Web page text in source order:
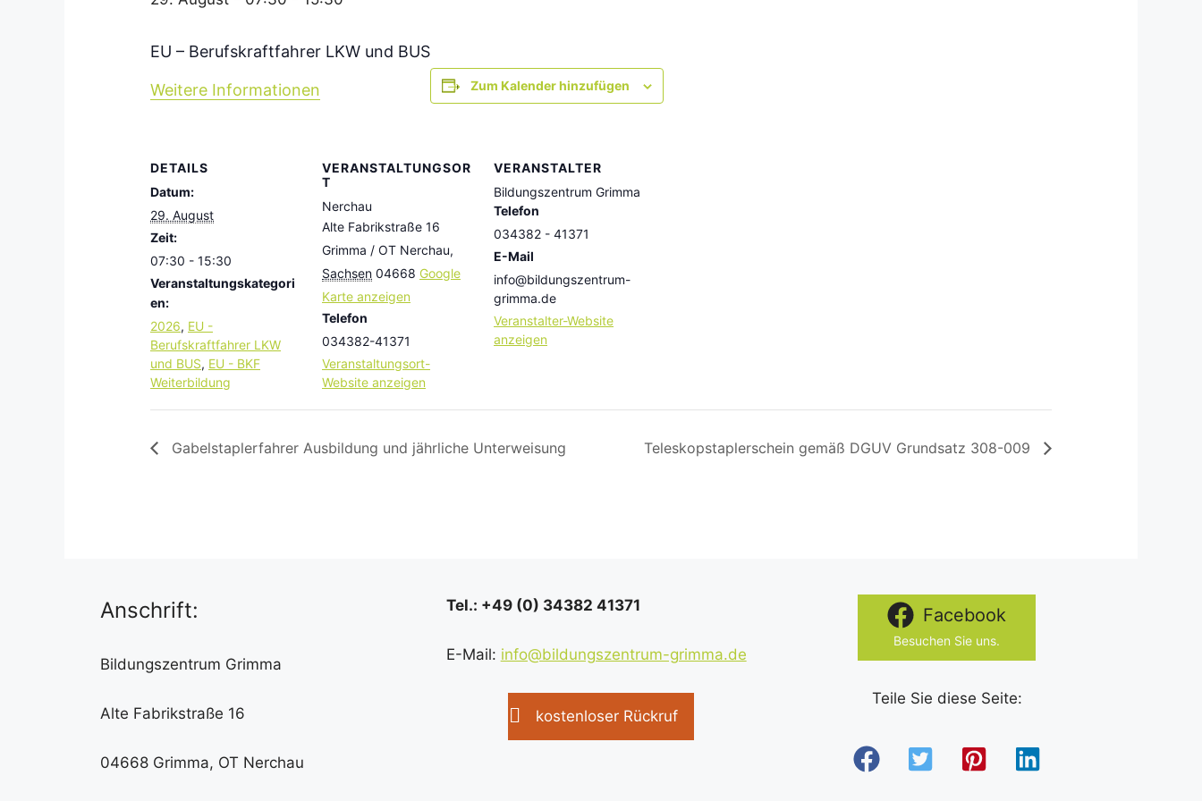
EU – Berufskraftfahrer LKW und BUS
Weitere Informationen Zum Kalender hinzufügen
DETAILS
Datum:
29. August
Zeit:
07:30 - 15:30
Veranstaltungskategori
en:
2026, EU -
Berufskraftfahrer LKW
und BUS, EU - BKF
Weiterbildung
VERANSTALTUNGSOR
T
Nerchau
Alte Fabrikstraße 16
Grimma / OT Nerchau,
Sachsen 04668 Google
Karte anzeigen
Telefon
034382-41371
Veranstaltungsort-
Website anzeigen
VERANSTALTER
Bildungszentrum Grimma
Telefon
034382 - 41371
E-Mail
info@bildungszentrum-
grimma.de
Veranstalter-Website
anzeigen
Gabelstaplerfahrer Ausbildung und jährliche Unterweisung Teleskopstaplerschein gemäß DGUV Grundsatz 308-009
Anschrift:
Bildungszentrum Grimma
Alte Fabrikstraße 16
04668 Grimma, OT Nerchau
Tel.: +49 (0) 34382 41371
E-Mail: info@bildungszentrum-grimma.de
kostenloser Rückruf
Facebook
Besuchen Sie uns.
Teile Sie diese Seite: